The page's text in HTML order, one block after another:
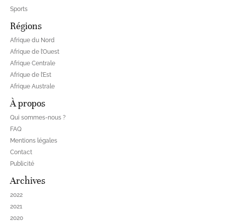
Sports
Régions
Afrique du Nord
Afrique de l’Ouest
Afrique Centrale
Afrique de l’Est
Afrique Australe
À propos
Qui sommes-nous ?
FAQ
Mentions légales
Contact
Publicité
Archives
2022
2021
2020